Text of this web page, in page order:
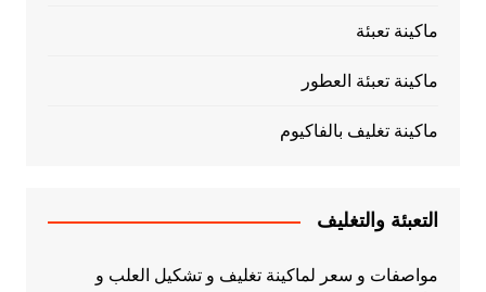
ماكينة تعبئة
ماكينة تعبئة العطور
ماكينة تغليف بالفاكيوم
التعبئة والتغليف
مواصفات و سعر لماكينة تغليف و تشكيل العلب و